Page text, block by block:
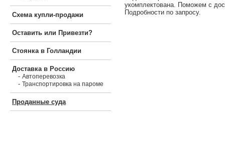
Схема купли-продажи
Оставить или Привезти?
Стоянка в Голландии
Доставка в Россию
- Автоперевозка
- Транспортировка на пароме
Проданные суда
укомплектована. Поможем с
Подробности по запросу.